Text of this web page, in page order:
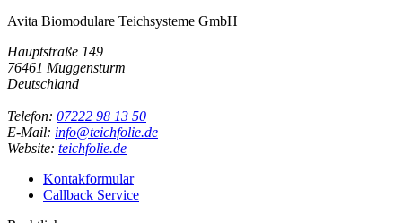
Avita Biomodulare Teichsysteme GmbH
Hauptstraße 149
76461 Muggensturm
Deutschland
Telefon: 07222 98 13 50
E-Mail: info@teichfolie.de
Website: teichfolie.de
Kontakformular
Callback Service